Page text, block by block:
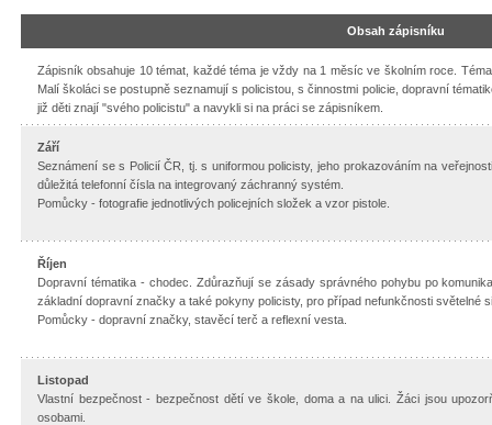
Obsah zápisníku
Zápisník obsahuje 10 témat, každé téma je vždy na 1 měsíc ve školním roce.
Malí školáci se postupně seznamují s policistou, s činnostmi policie, dopravní
již děti znají "svého policistu" a navykli si na práci se zápisníkem.
Září
Seznámení se s Policií ČR, tj. s uniformou policisty, jeho prokazováním na
důležitá telefonní čísla na integrovaný záchranný systém.
Pomůcky - fotografie jednotlivých policejních složek a vzor pistole.
Říjen
Dopravní tématika - chodec. Zdůrazňují se zásady správného pohybu po
základní dopravní značky a také pokyny policisty, pro případ nefunkčnosti světelné
Pomůcky - dopravní značky, stavěcí terč a reflexní vesta.
Listopad
Vlastní bezpečnost - bezpečnost dětí ve škole, doma a na ulici. Žáci jsou
osobami.